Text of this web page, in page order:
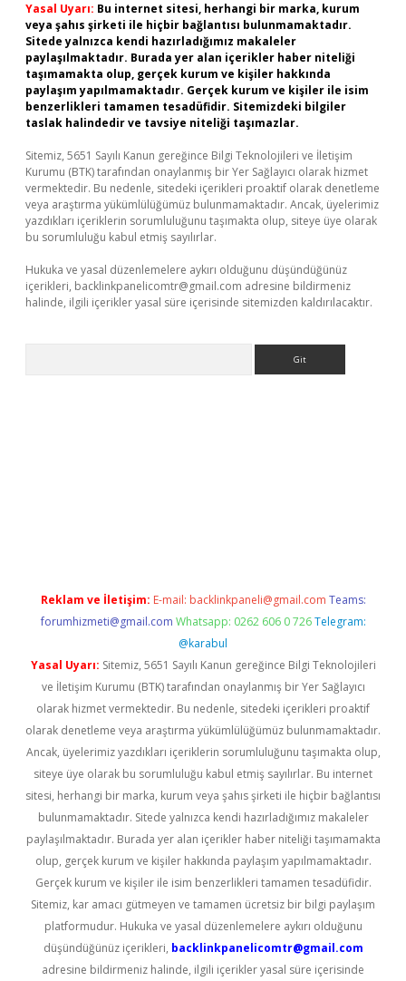
Yasal Uyarı: Bu internet sitesi, herhangi bir marka, kurum
veya şahıs şirketi ile hiçbir bağlantısı bulunmamaktadır.
Sitede yalnızca kendi hazırladığımız makaleler
paylaşılmaktadır. Burada yer alan içerikler haber niteliği
taşımamakta olup, gerçek kurum ve kişiler hakkında
paylaşım yapılmamaktadır. Gerçek kurum ve kişiler ile isim
benzerlikleri tamamen tesadüfidir. Sitemizdeki bilgiler
taslak halindedir ve tavsiye niteliği taşımazlar.
Sitemiz, 5651 Sayılı Kanun gereğince Bilgi Teknolojileri ve İletişim
Kurumu (BTK) tarafından onaylanmış bir Yer Sağlayıcı olarak hizmet
vermektedir. Bu nedenle, sitedeki içerikleri proaktif olarak denetleme
veya araştırma yükümlülüğümüz bulunmamaktadır. Ancak, üyelerimiz
yazdıkları içeriklerin sorumluluğunu taşımakta olup, siteye üye olarak
bu sorumluluğu kabul etmiş sayılırlar.
Hukuka ve yasal düzenlemelere aykırı olduğunu düşündüğünüz
içerikleri, backlinkpanelicomtr@gmail.com adresine bildirmeniz
halinde, ilgili içerikler yasal süre içerisinde sitemizden kaldırılacaktır.
Reklam ve İletişim: E-mail: backlinkpaneli@gmail.com Teams:
forumhizmeti@gmail.com Whatsapp: 0262 606 0 726 Telegram:
@karabul
Yasal Uyarı: Sitemiz, 5651 Sayılı Kanun gereğince Bilgi Teknolojileri
ve İletişim Kurumu (BTK) tarafından onaylanmış bir Yer Sağlayıcı
olarak hizmet vermektedir. Bu nedenle, sitedeki içerikleri proaktif
olarak denetleme veya araştırma yükümlülüğümüz bulunmamaktadır.
Ancak, üyelerimiz yazdıkları içeriklerin sorumluluğunu taşımakta olup,
siteye üye olarak bu sorumluluğu kabul etmiş sayılırlar. Bu internet
sitesi, herhangi bir marka, kurum veya şahıs şirketi ile hiçbir bağlantısı
bulunmamaktadır. Sitede yalnızca kendi hazırladığımız makaleler
paylaşılmaktadır. Burada yer alan içerikler haber niteliği taşımamakta
olup, gerçek kurum ve kişiler hakkında paylaşım yapılmamaktadır.
Gerçek kurum ve kişiler ile isim benzerlikleri tamamen tesadüfidir.
Sitemiz, kar amacı gütmeyen ve tamamen ücretsiz bir bilgi paylaşım
platformudur. Hukuka ve yasal düzenlemelere aykırı olduğunu
düşündüğünüz içerikleri, backlinkpanelicomtr@gmail.com
adresine bildirmeniz halinde, ilgili içerikler yasal süre içerisinde